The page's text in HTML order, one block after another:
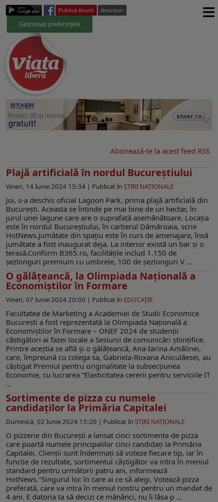
Publica Anunt Anunturi
Gestionați preferințele ≡
Abonează-te la acest feed RSS
Plajă artificială în nordul Bucureștiului
Vineri, 14 Iunie 2024 15:34 | Publicat în ŞTIRI NAŢIONALE
Joi, s-a deschis oficial Lagoon Park, prima plajă artificială din
București. Aceasta se întinde pe mai bine de un hectar, în
jurul unei lagune care are o suprafață asemănătoare. Locația
este în nordul Bucureștiului, în cartierul Dămăroaia, scrie
HotNews.Jumătate din spațiu este în curs de amenajare, însă
jumătate a fost inaugurat deja. La interior există un bar și o
terasă.Conform B365.ro, facilitățile includ 1.150 de
șezlonguri premium cu umbrele, 100 de șezlonguri V ...
O gălăţeancă, la Olimpiada Națională a
Economiștilor în Formare
Vineri, 07 Iunie 2024 20:00 | Publicat în EDUCAŢIE
Facultatea de Marketing a Academiei de Studii Economice
Bucureşti a fost reprezentată la Olimpiada Națională a
Economiștilor în Formare – ONEF 2024 de studenții
câștigători ai fazei locale a Sesiunii de comunicări științifice.
Printre aceştia se află şi o gălăţeancă, Ana-Iarina Amălinei,
care, împreună cu colega sa, Gabriela-Roxana Aniculăesei, au
câștigat Premiul pentru originalitate la subsecțiunea
Economie, cu lucrarea “Elasticitatea cererii pentru serviciile IT
...
Sortimente de pizza cu numele
candidaților la Primăria Capitalei
Duminică, 02 Iunie 2024 15:20 | Publicat în ŞTIRI NAŢIONALE
O pizzerie din București a lansat cinci sortimente de pizza
care poartă numele principalilor cinci candidați la Primăria
Capitalei. Clienții sunt îndemnați să voteze fiecare tip, iar în
funcție de rezultate, sortimentul câștigător va intra în meniul
standard pentru următorii patru ani, informează
HotNews."Singurul loc în care ai ce să alegi. Votează pizza
preferată, care va intra în meniul nostru pentru un mandat de
4 ani. E datoria ta să decizi ce mănânci, nu îi lăsa p ...